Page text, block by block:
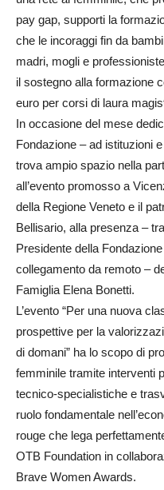
pay gap, supporti la
che le incoraggi fin da
madri, mogli e
il sostegno alla formazione
euro per corsi di laura
In occasione del mese
Fondazione – ad istituzioni
trova ampio spazio nella
all’evento promosso a
della Regione Veneto e il
Bellisario, alla presenza –
Presidente della
collegamento da remoto –
Famiglia Elena Bonetti.
L’evento “Per una nuova
prospettive per la
di domani” ha lo scopo di
femminile tramite interventi
tecnico-specialistiche e
ruolo fondamentale
rouge che lega
OTB Foundation in
Brave Women Awards.